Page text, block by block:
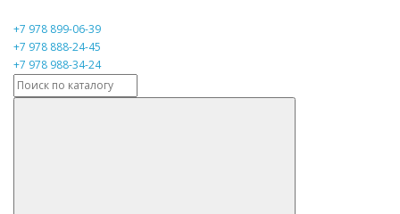
+7 978 899-06-39
+7 978 888-24-45
+7 978 988-34-24